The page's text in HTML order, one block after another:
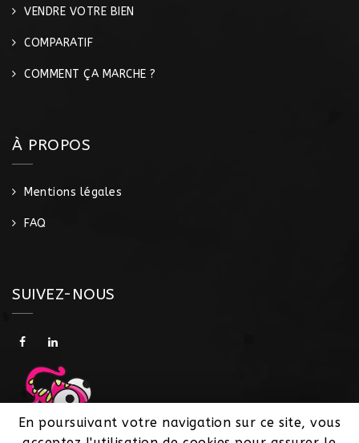
VENDRE VOTRE BIEN
COMPARATIF
COMMENT ÇA MARCHE ?
À PROPOS
Mentions légales
FAQ
SUIVEZ-NOUS
En poursuivant votre navigation sur ce site, vous